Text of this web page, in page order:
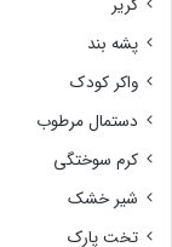
کریر
پشه بند
واکر کودک
دستمال مرطوب
کرم سوختگی
شیر خشک
تخت پارک